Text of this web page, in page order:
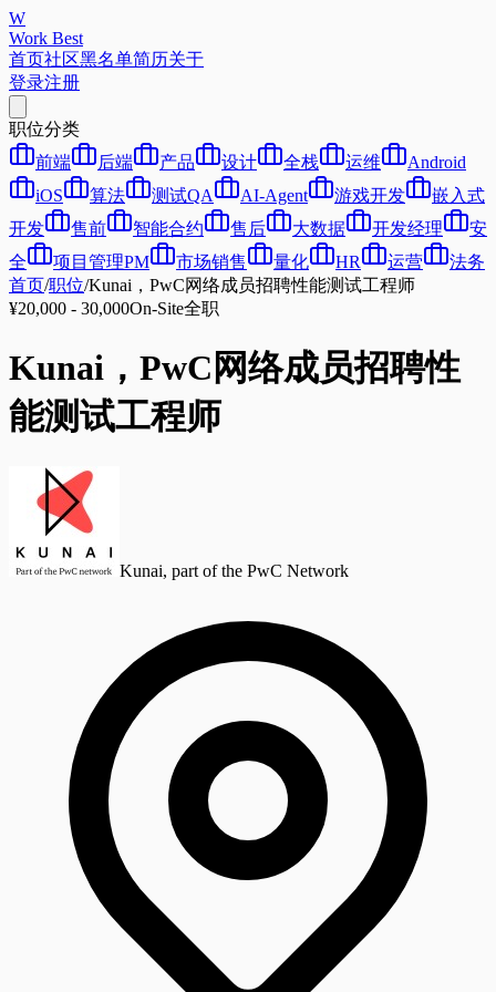
W
Work Best
首页社区黑名单简历关于
登录注册
职位分类
前端
后端 产品 设计 全栈 运维
Android
iOS
算法 测试QA AI-Agent 游戏开发
嵌入式
开发
售前 智能合约 售后 大数据 开发经理
安
全
项目管理PM 市场销售 量化 HR 运营
法务
首页/职位/Kunai，PwC网络成员招聘性能测试工程师
¥20,000 - 30,000On-Site全职
Kunai，PwC网络成员招聘性
能测试工程师
Kunai, part of the PwC Network